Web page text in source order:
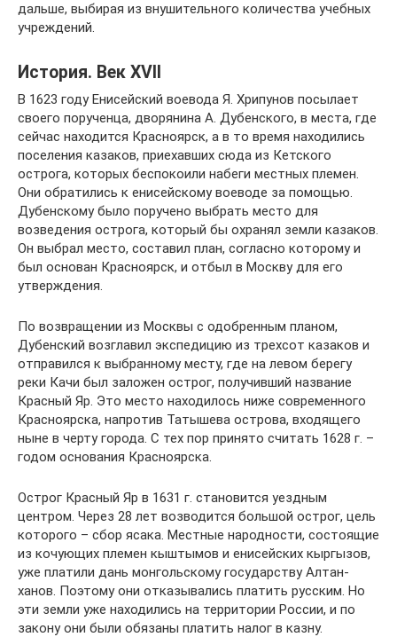
дальше, выбирая из внушительного количества учебных
учреждений.
История. Век XVII
В 1623 году Енисейский воевода Я. Хрипунов посылает
своего порученца, дворянина А. Дубенского, в места, где
сейчас находится Красноярск, а в то время находились
поселения казаков, приехавших сюда из Кетского
острога, которых беспокоили набеги местных племен.
Они обратились к енисейскому воеводе за помощью.
Дубенскому было поручено выбрать место для
возведения острога, который бы охранял земли казаков.
Он выбрал место, составил план, согласно которому и
был основан Красноярск, и отбыл в Москву для его
утверждения.
По возвращении из Москвы с одобренным планом,
Дубенский возглавил экспедицию из трехсот казаков и
отправился к выбранному месту, где на левом берегу
реки Качи был заложен острог, получивший название
Красный Яр. Это место находилось ниже современного
Красноярска, напротив Татышева острова, входящего
ныне в черту города. С тех пор принято считать 1628 г. –
годом основания Красноярска.
Острог Красный Яр в 1631 г. становится уездным
центром. Через 28 лет возводится большой острог, цель
которого – сбор ясака. Местные народности, состоящие
из кочующих племен кыштымов и енисейских кыргызов,
уже платили дань монгольскому государству Алтан-
ханов. Поэтому они отказывались платить русским. Но
эти земли уже находились на территории России, и по
закону они были обязаны платить налог в казну.